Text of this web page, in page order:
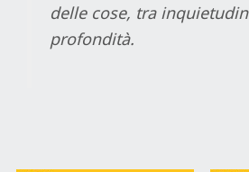
delle cose, tra
profondità.